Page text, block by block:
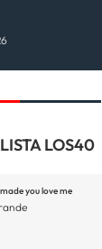
LISTA LOS40
you love me